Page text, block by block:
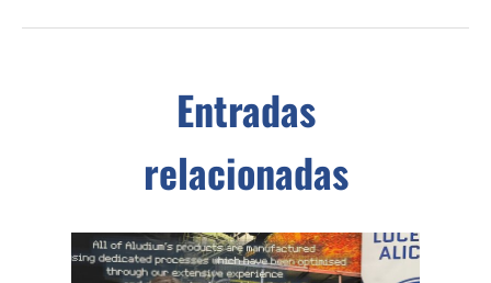
Entradas
relacionadas